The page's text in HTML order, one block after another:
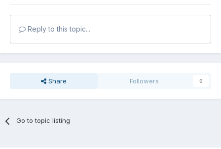
Reply to this topic...
Share Followers 0
Go to topic listing